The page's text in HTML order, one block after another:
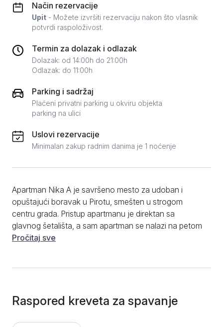
Način rezervacije
Upit - Možete izvršiti rezervaciju nakon što vlasnik
potvrdi raspoloživost.
Termin za dolazak i odlazak
Dolazak: od 14:00h do 21:00h
Odlazak: do 11:00h
Parking i sadržaj
Plaćeni privatni parking u okviru objekta
parking na ulici
Uslovi rezervacije
Minimalan zakup radnim danima je 1 noćenje
Apartman Nika A je savršeno mesto za udoban i
opuštajući boravak u Pirotu, smešten u strogom
centru grada. Pristup apartmanu je direktan sa
glavnog šetališta, a sam apartman se nalazi na petom
spratu zgrade na adresi Dragoševa 1. Sa površinom
potrebnim aparatima i posuđem. Kupatilo je moderno i
funkcionalno, sa tuš kabinom i mašinom za veš. Gosti
mogu uživati u dodatnim pogodnostima kao što su
Pročitaj sve
Raspored kreveta za spavanje